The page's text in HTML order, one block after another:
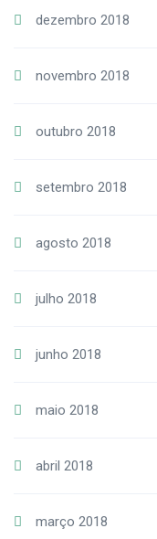
dezembro 2018
novembro 2018
outubro 2018
setembro 2018
agosto 2018
julho 2018
junho 2018
maio 2018
abril 2018
março 2018